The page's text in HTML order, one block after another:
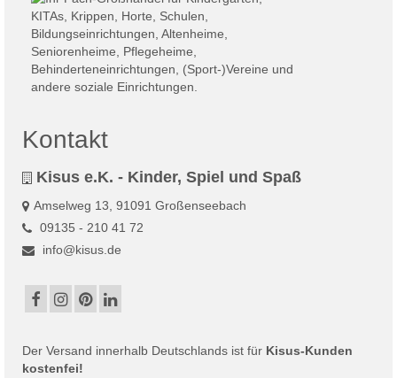
Kontakt
Kisus e.K. - Kinder, Spiel und Spaß
Amselweg 13, 91091 Großenseebach
09135 - 210 41 72
info@kisus.de
Der Versand innerhalb Deutschlands ist für Kisus-Kunden
kostenfei!